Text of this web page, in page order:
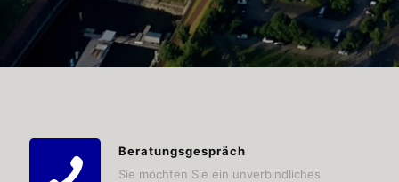
Beratungsgespräch
Sie möchten Sie ein unverbindliches